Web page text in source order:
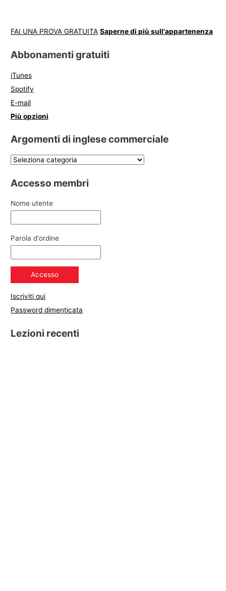
FAI UNA PROVA GRATUITA Saperne di più sull'appartenenza
Abbonamenti gratuiti
iTunes
Spotify
E-mail
Più opzioni
Argomenti di inglese commerciale
Accesso membri
Nome utente
Parola d'ordine
Iscriviti qui
Password dimenticata
Lezioni recenti